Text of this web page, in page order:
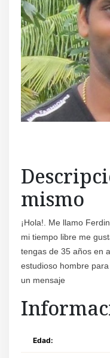
mismo
¡Hola!. Me llamo
mi tiempo libre me
tengas de 35 años en
estudioso hombre
un mensaje
Edad: